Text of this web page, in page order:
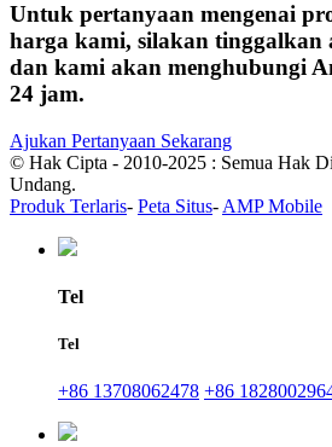
Untuk pertanyaan mengenai
harga kami, silakan tinggalkan
dan kami akan menghubungi
24 jam.
Ajukan Pertanyaan Sekarang
© Hak Cipta - 2010-2025 : Semua Hak
Undang.
Produk Terlaris- Peta Situs- AMP Mobile
Tel
Tel
+86 13708062478 +86